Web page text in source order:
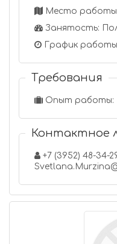
Место
Занятость:
График
Требования
Опыт работы:
Контактное
+7 (3952) 48-